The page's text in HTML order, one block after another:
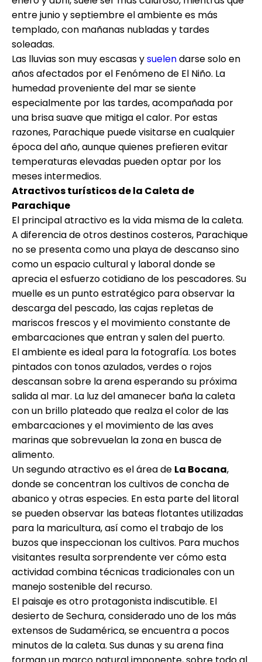
entre junio y septiembre el ambiente es más
templado, con mañanas nubladas y tardes
soleadas.
Las lluvias son muy escasas ysuelendarse solo en
años afectados por el Fenómeno de El Niño. La
humedad proveniente del mar se siente
especialmente por las tardes, acompañada por
una brisa suave que mitiga el calor. Por estas
razones, Parachique puede visitarse en cualquier
época del año, aunque quienes prefieren evitar
temperaturas elevadas pueden optar por los
meses intermedios.
Atractivos turísticos de la Caleta de
Parachique
El principal atractivo es la vida misma de la caleta.
A diferencia de otros destinos costeros, Parachique
no se presenta como una playa de descanso sino
como un espacio cultural y laboral donde se
aprecia el esfuerzo cotidiano de los pescadores. Su
muelle es un punto estratégico para observar la
descarga del pescado, las cajas repletas de
mariscos frescos y el movimiento constante de
embarcaciones que entran y salen del puerto.
El ambiente es ideal para la fotografía. Los botes
pintados con tonos azulados, verdes o rojos
descansan sobre la arena esperando su próxima
salida al mar. La luz del amanecer baña la caleta
con un brillo plateado que realza el color de las
embarcaciones y el movimiento de las aves
marinas que sobrevuelan la zona en busca de
alimento.
Un segundo atractivo es el área de La Bocana,
donde se concentran los cultivos de concha de
abanico y otras especies. En esta parte del litoral
se pueden observar las bateas flotantes utilizadas
para la maricultura, así como el trabajo de los
buzos que inspeccionan los cultivos. Para muchos
visitantes resulta sorprendente ver cómo esta
actividad combina técnicas tradicionales con un
manejo sostenible del recurso.
El paisaje es otro protagonista indiscutible. El
desierto de Sechura, considerado uno de los más
extensos de Sudamérica, se encuentra a pocos
minutos de la caleta. Sus dunas y su arena fina